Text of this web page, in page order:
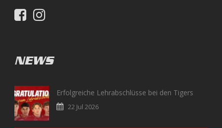
NEWS
Erfolgreiche Lehrabschlüsse bei den Tigers
22 Jul 2026